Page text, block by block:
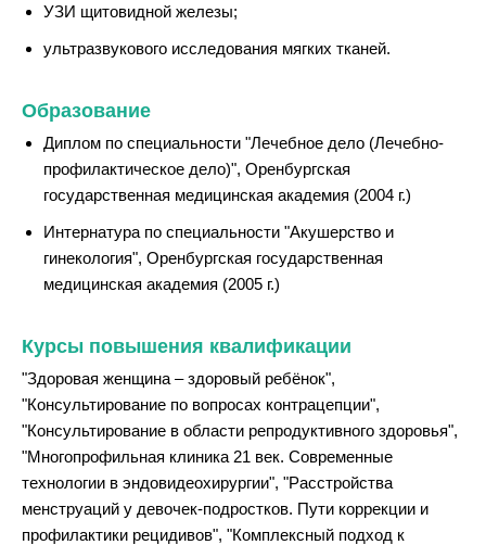
УЗИ щитовидной железы;
ультразвукового исследования мягких тканей.
Образование
Диплом по специальности "Лечебное дело (Лечебно-
профилактическое дело)", Оренбургская
государственная медицинская академия (2004 г.)
Интернатура по специальности "Акушерство и
гинекология", Оренбургская государственная
медицинская академия (2005 г.)
Курсы повышения квалификации
"Здоровая женщина – здоровый ребёнок",
"Консультирование по вопросах контрацепции",
"Консультирование в области репродуктивного здоровья",
"Многопрофильная клиника 21 век. Современные
технологии в эндовидеохирургии", "Расстройства
менструаций у девочек-подростков. Пути коррекции и
профилактики рецидивов", "Комплексный подход к